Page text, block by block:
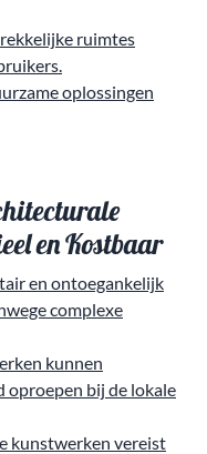
ruimtes
oplossingen
en Kostbaar
en ontoegankelijk
complexe
kunnen
oproepen bij de lokale
kunstwerken vereist